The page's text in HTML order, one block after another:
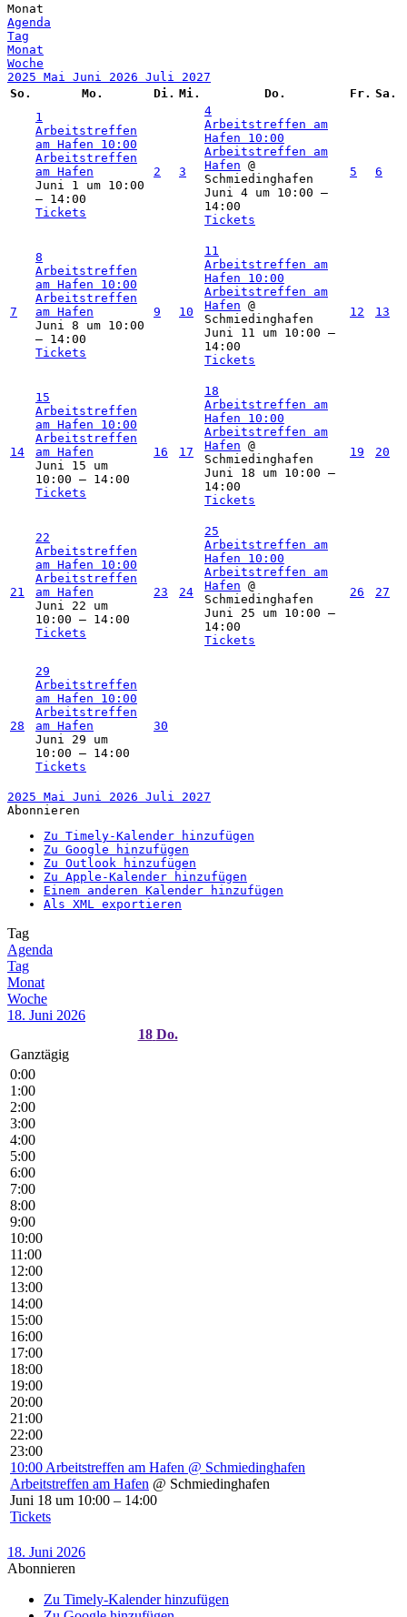
Monat
Agenda
Tag
Monat
Woche
2025 Mai Juni 2026 Juli 2027
So.
Mo. Di. Mi. Do. Fr. Sa.
1
Arbeitstreffen
am Hafen 10:00
Arbeitstreffen
am Hafen
Juni 1 um 10:00
– 14:00
Tickets
2 3
4
Arbeitstreffen am
Hafen 10:00
Arbeitstreffen am
Hafen @
Schmiedinghafen
Juni 4 um 10:00 –
14:00
Tickets
5 6
7
8
Arbeitstreffen
am Hafen 10:00
Arbeitstreffen
am Hafen
Juni 8 um 10:00
– 14:00
Tickets
9 10
11
Arbeitstreffen am
Hafen 10:00
Arbeitstreffen am
Hafen @
Schmiedinghafen
Juni 11 um 10:00 –
14:00
Tickets
12 13
14
15
Arbeitstreffen
am Hafen 10:00
Arbeitstreffen
am Hafen
Juni 15 um
10:00 – 14:00
Tickets
16 17
18
Arbeitstreffen am
Hafen 10:00
Arbeitstreffen am
Hafen @
Schmiedinghafen
Juni 18 um 10:00 –
14:00
Tickets
19 20
21
22
Arbeitstreffen
am Hafen 10:00
Arbeitstreffen
am Hafen
Juni 22 um
10:00 – 14:00
Tickets
23 24
25
Arbeitstreffen am
Hafen 10:00
Arbeitstreffen am
Hafen @
Schmiedinghafen
Juni 25 um 10:00 –
14:00
Tickets
26 27
28
29
Arbeitstreffen
am Hafen 10:00
Arbeitstreffen
am Hafen
Juni 29 um
10:00 – 14:00
Tickets
30
2025 Mai Juni 2026 Juli 2027
Abonnieren
Zu Timely-Kalender hinzufügen
Zu Google hinzufügen
Zu Outlook hinzufügen
Zu Apple-Kalender hinzufügen
Einem anderen Kalender hinzufügen
Als XML exportieren
Tag
Agenda
Tag
Monat
Woche
18. Juni 2026
18 Do.
Ganztägig
0:00
1:00
2:00
3:00
4:00
5:00
6:00
7:00
8:00
9:00
10:00
11:00
12:00
13:00
14:00
15:00
16:00
17:00
18:00
19:00
20:00
21:00
22:00
23:00
10:00 Arbeitstreffen am Hafen @ Schmiedinghafen
Arbeitstreffen am Hafen @ Schmiedinghafen
Juni 18 um 10:00 – 14:00
Tickets
18. Juni 2026
Abonnieren
Zu Timely-Kalender hinzufügen